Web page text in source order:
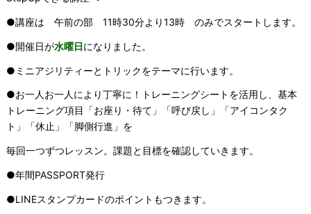
●講座は 午前の部 11時30分より13時 のみでスタートします。
●開催日が水曜日になりました。
●ミニアジリティーとトリックをテーマに行います。
●お一人お一人により丁寧に！トレーニングシートを活用し、基本
トレーニング項目「お座り・待て」「呼び戻し」「アイコンタク
ト」「休止」「脚側行進」を
毎回一つずつレッスン。課題と目標を確認していきます。
●年間PASSPORT発行
●LINEスタンプカードのポイントもつきます。